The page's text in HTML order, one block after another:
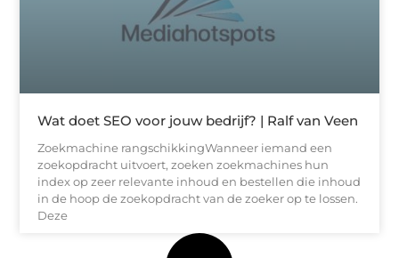
Wat doet SEO voor jouw bedrijf? | Ralf van Veen
Zoekmachine rangschikkingWanneer iemand een
zoekopdracht uitvoert, zoeken zoekmachines hun
index op zeer relevante inhoud en bestellen die inhoud
in de hoop de zoekopdracht van de zoeker op te lossen.
Deze